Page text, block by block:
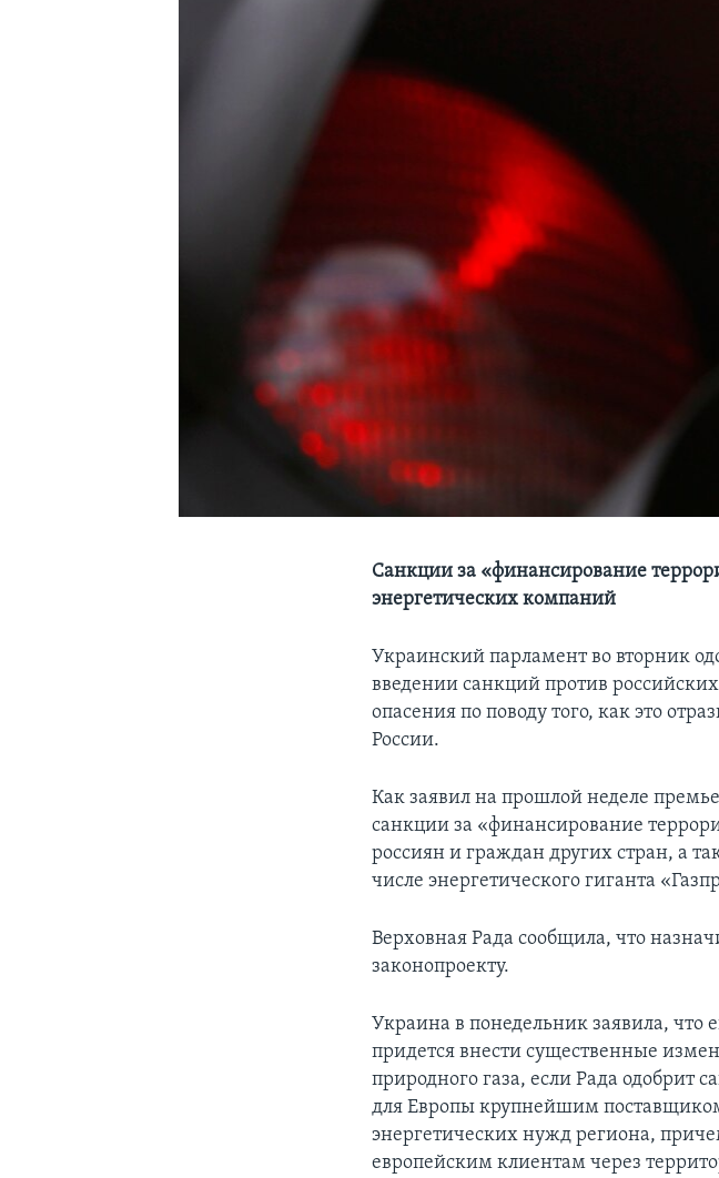
Санкции за «финансирование
энергетических компаний
Украинский парламент во вторник
введении санкций против
опасения по поводу того, как это
России.
Как заявил на прошлой неделе
санкции за «финансирование
россиян и граждан других стран, а
числе энергетического гиганта
Верховная Рада сообщила, что
законопроекту.
Украина в понедельник заявила,
придется внести существенные
природного газа, если Рада одобрит
для Европы крупнейшим поставщиком
энергетических нужд региона,
европейским клиентам через